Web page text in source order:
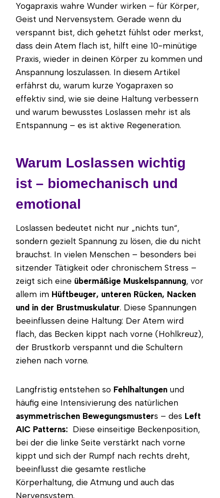
Yogapraxis wahre Wunder wirken – für Körper,
Geist und Nervensystem. Gerade wenn du
verspannt bist, dich gehetzt fühlst oder merkst,
dass dein Atem flach ist, hilft eine 10-minütige
Praxis, wieder in deinen Körper zu kommen und
Anspannung loszulassen. In diesem Artikel
erfährst du, warum kurze Yogapraxen so
effektiv sind, wie sie deine Haltung verbessern
und warum bewusstes Loslassen mehr ist als
Entspannung – es ist aktive Regeneration.
Warum Loslassen wichtig
ist – biomechanisch und
emotional
Loslassen bedeutet nicht nur „nichts tun“,
sondern gezielt Spannung zu lösen, die du nicht
brauchst. In vielen Menschen – besonders bei
sitzender Tätigkeit oder chronischem Stress –
zeigt sich eine übermäßige Muskelspannung, vor
allem im Hüftbeuger, unteren Rücken, Nacken
und in der Brustmuskulatur. Diese Spannungen
beeinflussen deine Haltung: Der Atem wird
flach, das Becken kippt nach vorne (Hohlkreuz),
der Brustkorb verspannt und die Schultern
ziehen nach vorne.
Langfristig entstehen so Fehlhaltungen und
häufig eine Intensivierung des natürlichen
asymmetrischen Bewegungsmusters – des Left
AIC Patterns: Diese einseitige Beckenposition,
bei der die linke Seite verstärkt nach vorne
kippt und sich der Rumpf nach rechts dreht,
beeinflusst die gesamte restliche
Körperhaltung, die Atmung und auch das
Nervensystem.